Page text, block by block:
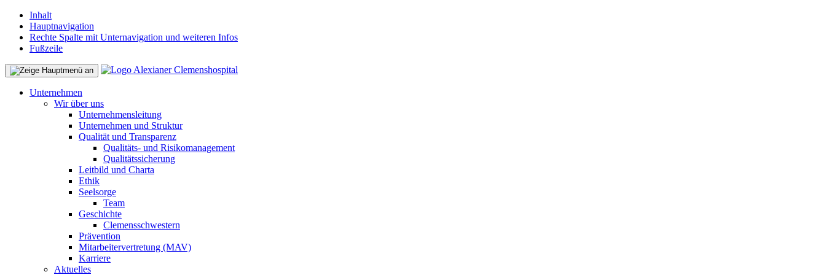
Inhalt
Hauptnavigation
Rechte Spalte mit Unternavigation und weiteren Infos
Fußzeile
Unternehmen
Wir über uns
Unternehmensleitung
Unternehmen und Struktur
Qualität und Transparenz
Qualitäts- und Risikomanagement
Qualitätssicherung
Leitbild und Charta
Ethik
Seelsorge
Team
Geschichte
Clemensschwestern
Prävention
Mitarbeitervertretung (MAV)
Karriere
Aktuelles